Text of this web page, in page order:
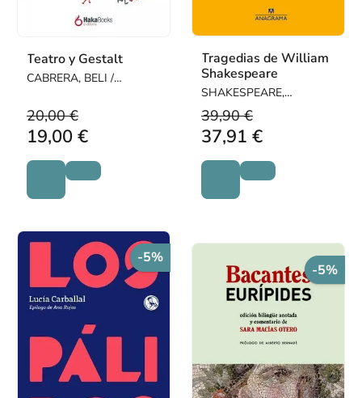
Teatro y Gestalt
CABRERA, BELI /
20,00 €
19,00 €
Tragedias de William
Shakespeare
SHAKESPEARE,
WILLIAM
39,90 €
37,91 €
-5%
-5%